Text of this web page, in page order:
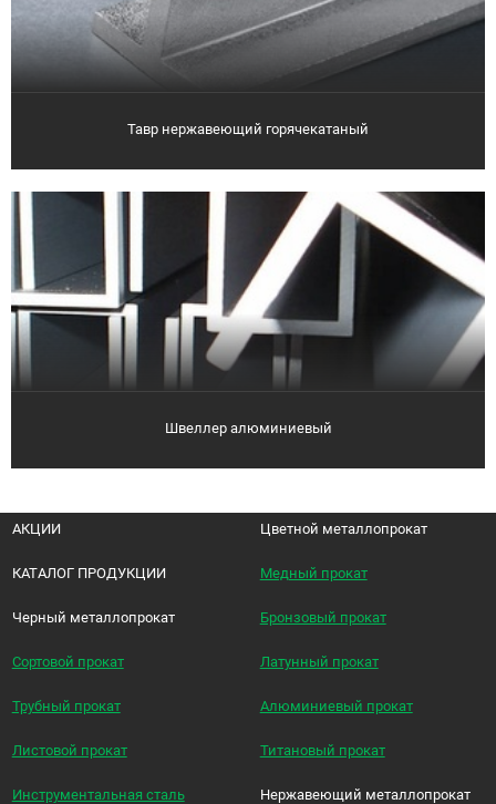
Тавр нержавеющий горячекатаный
Швеллер алюминиевый
АКЦИИ
КАТАЛОГ ПРОДУКЦИИ
Черный металлопрокат
Сортовой прокат
Трубный прокат
Листовой прокат
Инструментальная сталь
Цветной металлопрокат
Медный прокат
Бронзовый прокат
Латунный прокат
Алюминиевый прокат
Титановый прокат
Нержавеющий металлопрокат